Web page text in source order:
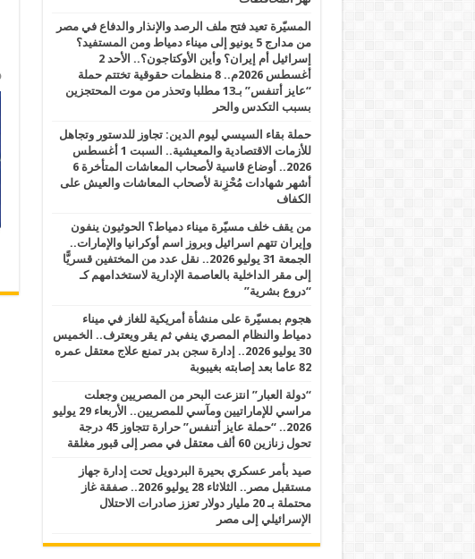
المسيّرة تعيد فتح ملف الرصد والإنذار والدفاع في مصر
من مدارج 5 يونيو إلى ميناء دمياط ومن المستفيد؟
إسرائيل أم إيران؟ وأين الأوكتاجون؟.. الأحد 2
أغسطس 2026م.. 8 منظمات حقوقية تختتم حملة
“عايز أتنفس” بـ13 مطلبا وتحذر من موت المحتجزين
بسبب التكدس والحر
حملة بقاء السيسي ليوم الدين: تجاوز للدستور وتجاهل
للأزمات الاقتصادية والمعيشية.. السبت 1 أغسطس
2026.. أوضاع قاسية لأصحاب المعاشات المتأخرة 6
أشهر شهادات مُحْزِنة لأصحاب المعاشات والعيش على
الكفاف
من يقف خلف مسيّرة ميناء دمياط؟ الحوثيون ينفون
وإيران تتهم اسرائيل وبروز اسم أوكرانيا والإمارات..
الجمعة 31 يوليو 2026.. نقل عدد من المختفين قسريًّا
إلى مقر الداخلية بالعاصمة الإدارية لاستخدامهم كـ
“دروع بشرية”
هجوم بمسيّرة على منشأة أمريكية للغاز في ميناء
دمياط والنظام المصري ينفي ثم يقر ويعترف.. الخميس
30 يوليو 2026.. إدارة سجن بدر تمنع علاج معتقل عمره
82 عاما بعد إصابته بغيبوبة
“دولة العبار” انتزعت البحر من المصريين وجعلت
مراسي للإماراتيين ومآسي للمصريين.. الأربعاء 29 يوليو
2026.. “حملة عايز أتنفس” حرارة تتجاوز 45 درجة
تحول زنازين 60 ألف معتقل في مصر إلى قبور مغلقة
صيد بأمر عسكري بحيرة البردويل تحت إدارة جهاز
مستقبل مصر.. الثلاثاء 28 يوليو 2026.. صفقة غاز
محتملة بـ 20 مليار دولار تعزز صادرات الاحتلال
الإسرائيلي إلى مصر